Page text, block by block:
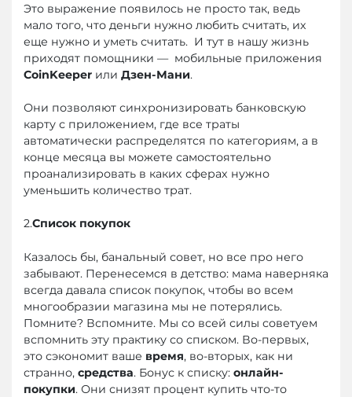
Это выражение появилось не просто так, ведь
мало того, что деньги нужно любить считать, их
еще нужно и уметь считать. И тут в нашу жизнь
приходят помощники — мобильные приложения
CoinKeeper или Дзен-Мани.
Они позволяют синхронизировать банковскую
карту с приложением, где все траты
автоматически распределятся по категориям, а в
конце месяца вы можете самостоятельно
проанализировать в каких сферах нужно
уменьшить количество трат.
2.Список покупок
Казалось бы, банальный совет, но все про него
забывают. Перенесемся в детство: мама наверняка
всегда давала список покупок, чтобы во всем
многообразии магазина мы не потерялись.
Помните? Вспомните. Мы со всей силы советуем
вспомнить эту практику со списком. Во-первых,
это сэкономит ваше время, во-вторых, как ни
странно, средства. Бонус к списку: онлайн-
покупки. Они снизят процент купить что-то